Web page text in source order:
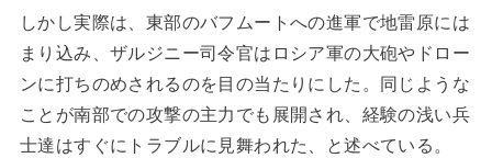
しかし実際は、東部のバフムートへの進軍で地雷原には
まり込み、ザルジニー司令官はロシア軍の大砲やドロー
ンに打ちのめされるのを目の当たりにした。同じような
ことが南部での攻撃の主力でも展開され、経験の浅い兵
士達はすぐにトラブルに見舞われた、と述べている。